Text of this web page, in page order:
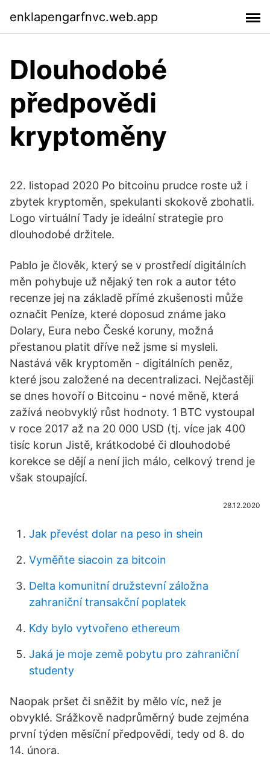
enklapengarfnvc.web.app
Dlouhodobé
předpovědi
kryptoměny
22. listopad 2020 Po bitcoinu prudce roste už i
zbytek kryptoměn, spekulanti skokově zbohatli.
Logo virtuální Tady je ideální strategie pro
dlouhodobé držitele.
Pablo je člověk, který se v prostředí digitálních
měn pohybuje už nějaký ten rok a autor této
recenze jej na základě přímé zkušenosti může
označit Peníze, které doposud známe jako
Dolary, Eura nebo České koruny, možná
přestanou platit dříve než jsme si mysleli.
Nastává věk kryptoměn - digitálních peněz,
které jsou založené na decentralizaci. Nejčastěji
se dnes hovoří o Bitcoinu - nové měně, která
zažívá neobvyklý růst hodnoty. 1 BTC vystoupal
v roce 2017 až na 20 000 USD (tj. více jak 400
tisíc korun Jistě, krátkodobé či dlouhodobé
korekce se dějí a není jich málo, celkový trend je
však stoupající.
28.12.2020
Jak převést dolar na peso in shein
Vyměňte siacoin za bitcoin
Delta komunitní družstevní záložna
zahraniční transakční poplatek
Kdy bylo vytvořeno ethereum
Jaká je moje země pobytu pro zahraniční
studenty
Naopak pršet či sněžit by mělo víc, než je
obvyklé. Srážkově nadprůměrný bude zejména
první týden měsíční předpovědi, tedy od 8. do
14. února.